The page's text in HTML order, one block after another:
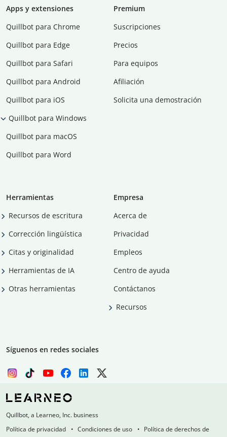
Apps y extensiones
Quillbot para Chrome
Quillbot para Edge
Quillbot para Safari
Quillbot para Android
Quillbot para iOS
Quillbot para Windows
Quillbot para macOS
Quillbot para Word
Premium
Suscripciones
Precios
Para equipos
Afiliación
Solicita una demostración
Herramientas
Recursos de escritura
Corrección lingüística
Citas y originalidad
Herramientas de IA
Otras herramientas
Empresa
Acerca de
Privacidad
Empleos
Centro de ayuda
Contáctanos
Recursos
Síguenos en redes sociales
Quillbot, a Learneo, Inc. business
Política de privacidad
Condiciones de uso
Política de derechos de